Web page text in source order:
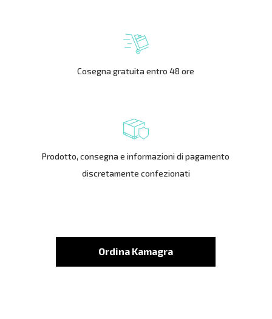
Cosegna gratuita entro 48 ore
Prodotto, consegna e informazioni di pagamento
discretamente confezionati
Ordina Kamagra